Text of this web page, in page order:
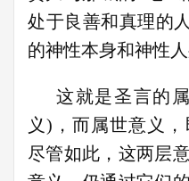
处于良善和真理的
的神性本身和神性人
这就是圣言的
义)，而属世意义，
尽管如此，这两层